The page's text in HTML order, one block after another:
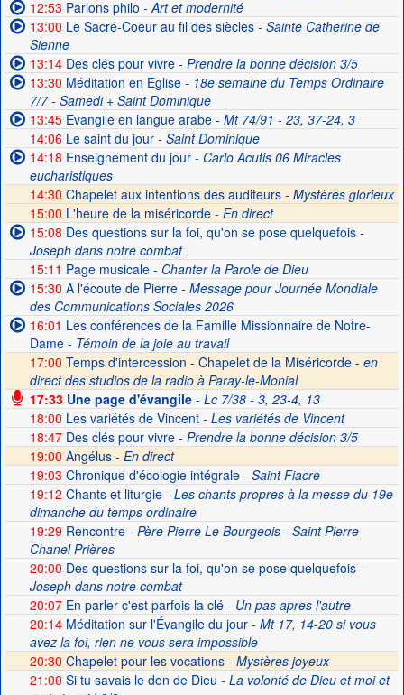
12:53 Parlons philo - Art et modernité
13:00 Le Sacré-Coeur au fil des siècles- Sainte Catherine de
Sienne
13:14Des clés pour vivre- Prendre la bonne décision 3/5
13:30 Méditation en Eglise- 18e semaine du Temps Ordinaire
7/7 - Samedi + Saint Dominique
13:45Evangile en langue arabe- Mt 74/91 - 23, 37-24, 3
14:06Le saint du jour- Saint Dominique
14:18 Enseignement du jour- Carlo Acutis 06 Miracles
eucharistiques
14:30 Chapelet aux intentions des auditeurs - Mystères glorieux
15:00 L'heure de la miséricorde - En direct
15:08 Des questions sur la foi, qu'on se pose quelquefois-
Joseph dans notre combat
15:11 Page musicale- Chanter la Parole de Dieu
15:30 A l'écoute de Pierre- Message pour Journée Mondiale
des Communications Sociales 2026
16:01 Les conférences de la Famille Missionnaire de Notre-
Dame- Témoin de la joie au travail
17:00 Temps d'intercession - Chapelet de la Miséricorde - en
direct des studios de la radio à Paray-le-Monial
17:33Une page d'évangile- Lc 7/38 - 3, 23-4, 13
18:00 Les variétés de Vincent- Les variétés de Vincent
18:47Des clés pour vivre- Prendre la bonne décision 3/5
19:00 Angélus - En direct
19:03 Chronique d'écologie intégrale- Saint Fiacre
19:12 Chants et liturgie- Les chants propres à la messe du 19e
dimanche du temps ordinaire
19:29Rencontre- Père Pierre Le Bourgeois - Saint Pierre
Chanel Prières
20:00 Des questions sur la foi, qu'on se pose quelquefois-
Joseph dans notre combat
20:07En parler c'est parfois la clé- Un pas apres l'autre
20:14Méditation sur l'Évangile du jour- Mt 17, 14-20 si vous
avez la foi, rien ne vous sera impossible
20:30 Chapelet pour les vocations - Mystères joyeux
21:00 Si tu savais le don de Dieu - La volonté de Dieu et moi et